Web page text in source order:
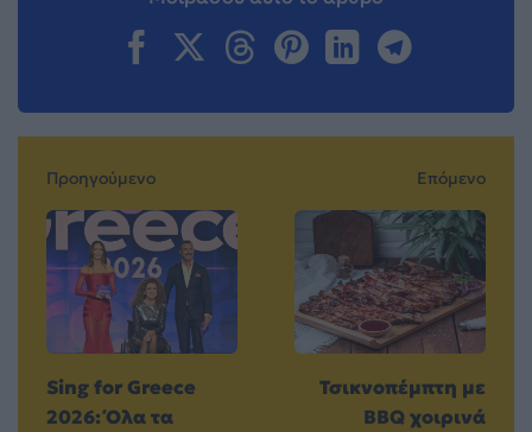
Προηγούμενο
Sing for Greece
2026: Όλα τα
Επόμενο
Τσικνοπέμπτη με
BBQ χοιρινά